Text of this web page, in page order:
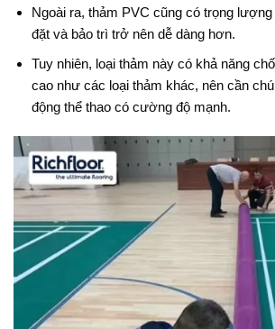
Ngoài ra, thảm PVC cũng có trọng
đặt và bảo trì trở nên dễ dàng hơn.
Tuy nhiên, loại thảm này có khả năng
cao như các loại thảm khác, nên cần
động thể thao có cường độ mạnh.